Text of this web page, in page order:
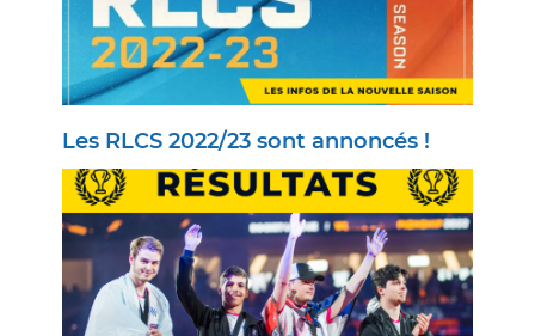
Les RLCS 2022/23 sont annoncés !